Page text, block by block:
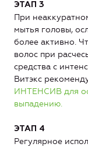
ЭТАП 3
При
мытья головы,
более активно.
волос при
средства с
Витэкс
ИНТЕНСИВ для
выпадению.
ЭТАП 4
Регулярное